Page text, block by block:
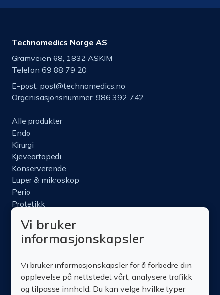
Technomedics Norge AS
Gramveien 68, 1832 ASKIM
Telefon 69 88 79 20
E-post: post@technomedics.no
Organisasjonsnummer: 986 392 742
Alle produkter
Endo
Kirurgi
Kjeveortopedi
Konserverende
Luper & mikroskop
Perio
Protetikk
Nettbutikk
Om oss
Kontakt oss
Vi bruker
informasjonskapsler
Vi bruker informasjonskapsler for å forbedre din
opplevelse på nettstedet vårt, analysere trafikk
og tilpasse innhold. Du kan velge hvilke typer